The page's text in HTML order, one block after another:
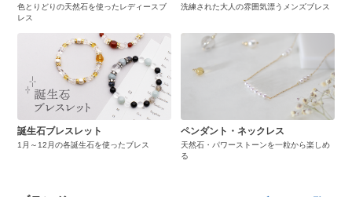
色とりどりの天然石を使ったレディースブ
レス
洗練された大人の雰囲気漂うメンズブレス
誕生石ブレスレット
1月～12月の各誕生石を使ったブレス
ペンダント・ネックレス
天然石・パワーストーンを一粒から楽しめ
る